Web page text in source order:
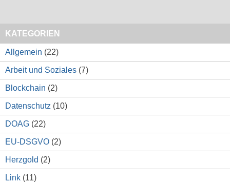
KATEGORIEN
Allgemein (22)
Arbeit und Soziales (7)
Blockchain (2)
Datenschutz (10)
DOAG (22)
EU-DSGVO (2)
Herzgold (2)
Link (11)